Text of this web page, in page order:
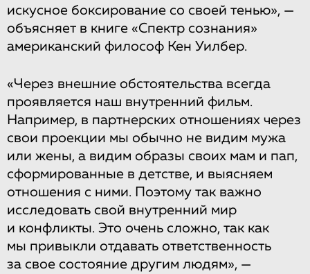
искусное боксирование со своей тенью», —
объясняет в книге «Спектр сознания»
американский философ Кен Уилбер.
«Через внешние обстоятельства всегда
проявляется наш внутренний фильм.
Например, в партнерских отношениях через
свои проекции мы обычно не видим мужа
или жены, а видим образы своих мам и пап,
сформированные в детстве, и выясняем
отношения с ними. Поэтому так важно
исследовать свой внутренний мир
и конфликты. Это очень сложно, так как
мы привыкли отдавать ответственность
за свое состояние другим людям», —